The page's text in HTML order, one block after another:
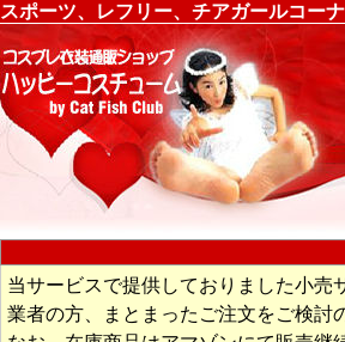
スポーツ、レフリー、チアガールコー
当サービスで提供しておりました小売
業者の方、まとまったご注文をご検討